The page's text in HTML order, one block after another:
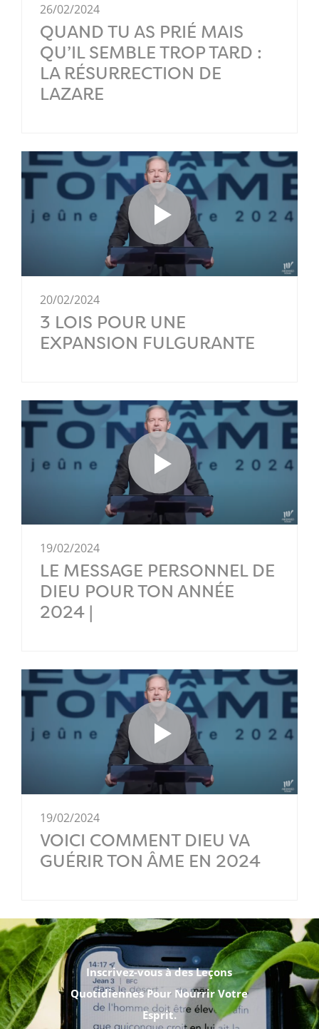
26/02/2024
QUAND TU AS PRIÉ MAIS
QU’IL SEMBLE TROP TARD :
LA RÉSURRECTION DE
LAZARE
20/02/2024
3 LOIS POUR UNE
EXPANSION FULGURANTE
19/02/2024
LE MESSAGE PERSONNEL DE
DIEU POUR TON ANNÉE
2024 |
19/02/2024
VOICI COMMENT DIEU VA
GUÉRIR TON ÂME EN 2024
Inscrivez-vous à des Leçons
Quotidiennes Pour Nourrir Votre
Esprit.